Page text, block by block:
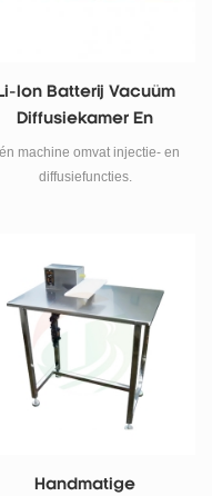
Ion Batterij Vacuüm
Diffusiekamer En
Elektrolytvullende
Alles-In-Één Machine
machine omvat injectie- en
diffusiefuncties.
Handmatige